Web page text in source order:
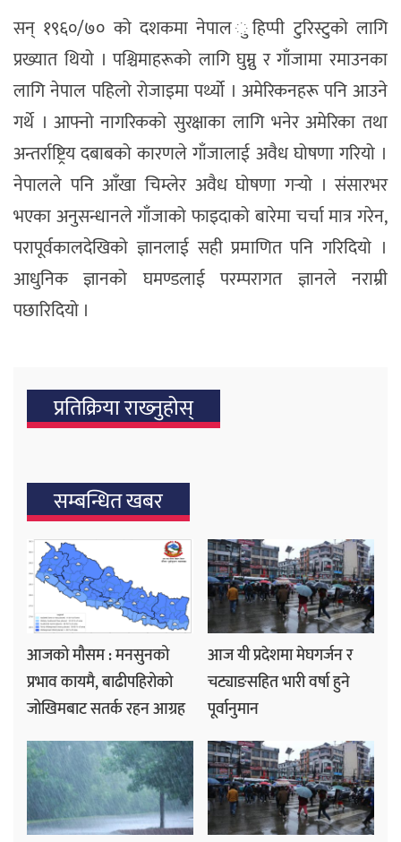
सन् १९६०/७० को दशकमा नेपाल ुहिप्पी टुरिस्टुको लागि
प्रख्यात थियो । पश्चिमाहरूको लागि घुम्नु र गाँजामा रमाउनका
लागि नेपाल पहिलो रोजाइमा पर्थ्यो । अमेरिकनहरू पनि आउने
गर्थे । आफ्नो नागरिकको सुरक्षाका लागि भनेर अमेरिका तथा
अन्तर्राष्ट्रिय दबाबको कारणले गाँजालाई अवैध घोषणा गरियो ।
नेपालले पनि आँखा चिम्लेर अवैध घोषणा गर्‍यो । संसारभर
भएका अनुसन्धानले गाँजाको फाइदाको बारेमा चर्चा मात्र गरेन,
परापूर्वकालदेखिको ज्ञानलाई सही प्रमाणित पनि गरिदियो ।
आधुनिक ज्ञानको घमण्डलाई परम्परागत ज्ञानले नराम्री
पछारिदियो ।
प्रतिक्रिया राख्‍नुहोस्
सम्बन्धित खबर
आजको मौसम : मनसुनको
प्रभाव कायमै, बाढीपहिरोको
जोखिमबाट सतर्क रहन आग्रह
आज यी प्रदेशमा मेघगर्जन र
चट्याङसहित भारी वर्षा हुने
पूर्वानुमान